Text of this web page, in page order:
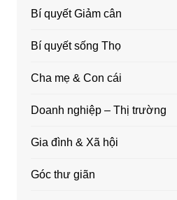
Bí quyết Giảm cân
Bí quyết sống Thọ
Cha mẹ & Con cái
Doanh nghiệp – Thị trường
Gia đình & Xã hội
Góc thư giãn